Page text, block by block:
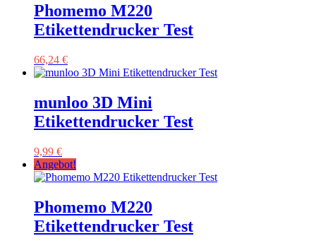
Phomemo M220
Etikettendrucker Test
66,24 €
munloo 3D Mini
Etikettendrucker Test
9,99 €
Angebot!
Phomemo M220
Etikettendrucker Test